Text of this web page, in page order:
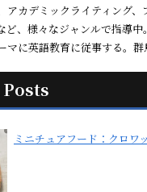
アカデミックライティング、
ど、様々なジャンルで指導
に英語教育に従事する。群
ミニチュアフード：クロワ